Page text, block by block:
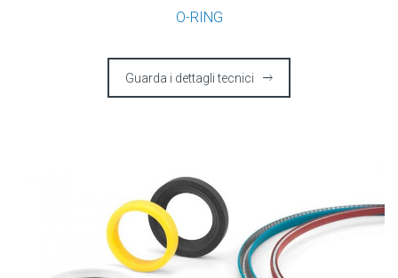
O-RING
Guarda i dettagli tecnici